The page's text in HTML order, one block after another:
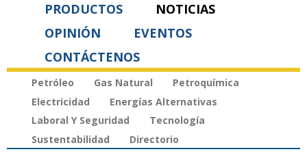
PRODUCTOS
NOTICIAS
OPINIÓN
EVENTOS
CONTÁCTENOS
Petróleo Gas Natural
Petroquímica
Electricidad
Energías Alternativas
Laboral Y Seguridad
Tecnología
Sustentabilidad
Directorio